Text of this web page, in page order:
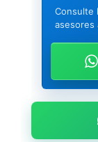
Consulte
asesores